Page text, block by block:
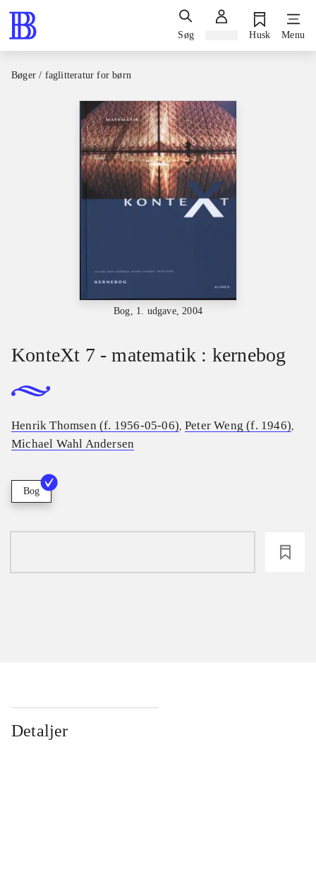
Søg Husk Menu
Bøger / faglitteratur for børn
Bog, 1. udgave, 2004
KonteXt 7 - matematik : kernebog
Henrik Thomsen (f. 1956-05-06), Peter Weng (f. 1946),
Michael Wahl Andersen
Bog
Detaljer